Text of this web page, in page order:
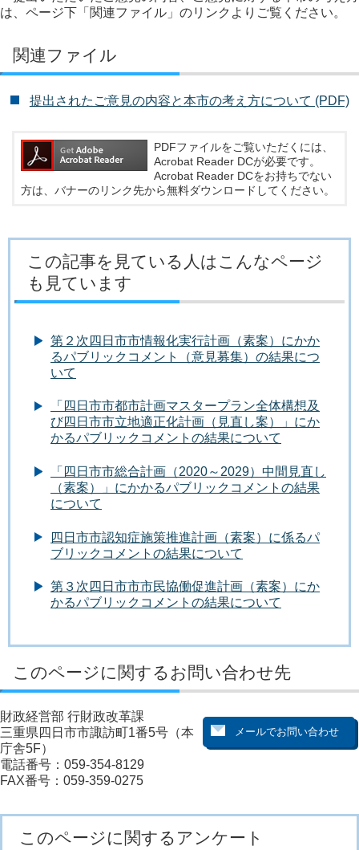
は、ページ下「関連ファイル」のリンクよりご覧ください。
関連ファイル
提出されたご意見の内容と本市の考え方について (PDF)
PDFファイルをご覧いただくには、
Acrobat Reader DCが必要です。
Acrobat Reader DCをお持ちでない
方は、バナーのリンク先から無料ダウンロードしてください。
この記事を見ている人はこんなページ
も見ています
第２次四日市市情報化実行計画（素案）にかか
るパブリックコメント（意見募集）の結果につ
いて
「四日市市都市計画マスタープラン全体構想及
び四日市市立地適正化計画（見直し案）」にか
かるパブリックコメントの結果について
「四日市市総合計画（2020～2029）中間見直し
（素案）」にかかるパブリックコメントの結果
について
四日市市認知症施策推進計画（素案）に係るパ
ブリックコメントの結果について
第３次四日市市市民協働促進計画（素案）にか
かるパブリックコメントの結果について
このページに関するお問い合わせ先
財政経営部 行財政改革課
三重県四日市市諏訪町1番5号（本
庁舎5F）
電話番号：059-354-8129
FAX番号：059-359-0275
このページに関するアンケート